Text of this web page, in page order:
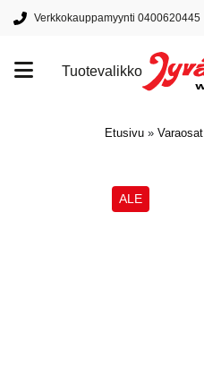
Verkkokauppamyynti 0400620445
Tuotevalikko
Etusivu » Varaosat
ALE